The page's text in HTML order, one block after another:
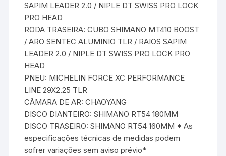
SAPIM LEADER 2.0 / NIPLE DT SWISS PRO LOCK
PRO HEAD
RODA TRASEIRA: CUBO SHIMANO MT410 BOOST
/ ARO SENTEC ALUMINIO TLR / RAIOS SAPIM
LEADER 2.0 / NIPLE DT SWISS PRO LOCK PRO
HEAD
PNEU: MICHELIN FORCE XC PERFORMANCE
LINE 29X2.25 TLR
CÂMARA DE AR: CHAOYANG
DISCO DIANTEIRO: SHIMANO RT54 180MM
DISCO TRASEIRO: SHIMANO RT54 160MM * As
especificações técnicas de medidas podem
sofrer variações sem aviso prévio*